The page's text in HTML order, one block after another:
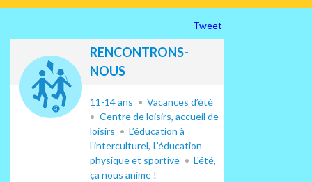
Tweet
RENCONTRONS-
NOUS
11-14 ans
Vacances d’été
Centre de loisirs, accueil de
loisirs
L’éducation à
l’interculturel L’éducation
physique et sportive
L'été,
ça nous anime !